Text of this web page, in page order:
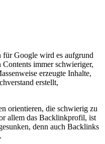
für Google wird es aufgrund
immer schwieriger,
erzeugte Inhalte,
erstellt,
orientieren, die schwierig zu
allem das Backlinkprofil, ist
denn auch Backlinks